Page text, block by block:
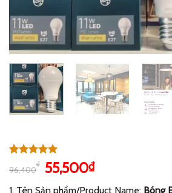
trên 5
dựa trên
96,400
₫
Giá
gốc
55,500₫Giá
hiện
1. Tên Sản phẩm/Product Name: Bóng